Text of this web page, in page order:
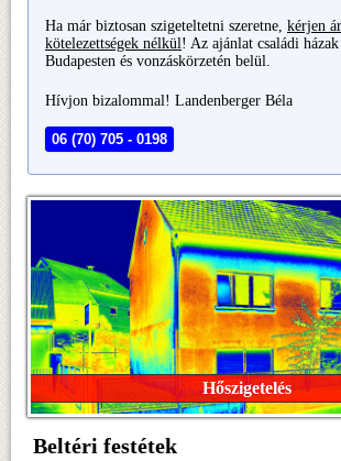
Ha már biztosan szigeteltetni szeretne, kérjen
kötelezettségek nélkül! Az ajánlat családi házak
Budapesten és vonzáskörzetén belül.
Hívjon bizalommal! Landenberger Béla
06 (70) 705 - 0198
Hőszigetelés
Beltéri festétek